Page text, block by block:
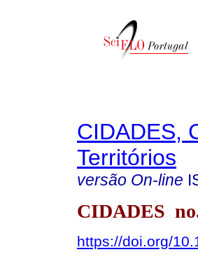
CIDADES,
Territórios
versão On-line
CIDADES
https://doi.org/